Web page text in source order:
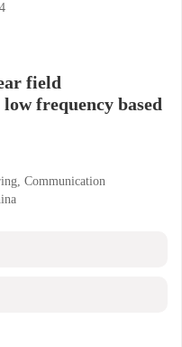
field
frequency based
Communication